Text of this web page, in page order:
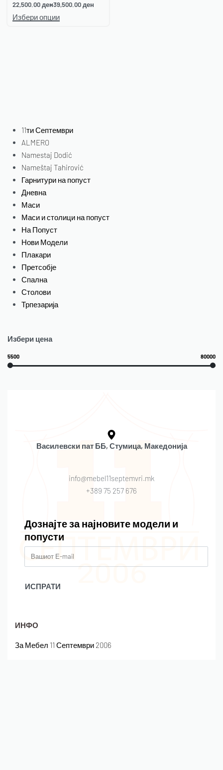
22,500.00ден39,500.00ден
Избери опции
11ти Септември
ALMERO
Namestaj Dodić
Nameštaj Tahirović
Гарнитури на попуст
Дневна
Маси
Маси и столици на попуст
На Попуст
Нови Модели
Плакари
Претсобје
Спална
Столови
Трпезарија
Избери цена
5500 80000
Василевски пат ББ, Стумица, Македонија
info@mebel11septemvri.mk
+389 75 257 676
ИНФО
За Мебел 11 Септември 2006
Дознајте за најновите модели и
попусти